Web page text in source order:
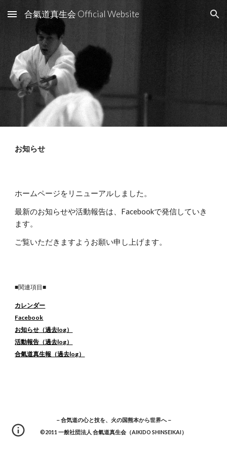
Skip to main content Skip to navigation
合氣道真生会 Official Website
お知らせ
ホームページをリニューアルしました。
最新のお知らせや活動報告は、 Facebookで発信していき
ます。
ご覧いただきますようお願い申し上げます。
■関連項目■
カレンダー
Facebook
お知らせ（過去log）
活動報告（過去log）
合氣道真生報（過去log）
－合気道の心と技を、火の国熊本から世界へ－
©2011 一般社団法人 合氣道真生会（AIKIDO SHINSEIKAI）